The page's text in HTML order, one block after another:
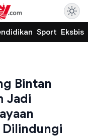
Sport Eksbis
Bintan
Jadi